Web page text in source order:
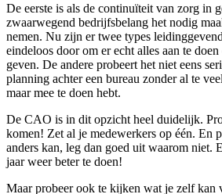
De eerste is als de continuïteit van zorg in
zwaarwegend bedrijfsbelang het nodig
nemen. Nu zijn er twee types
eindeloos door om er echt alles aan te
geven. De andere probeert het niet eens
planning achter een bureau zonder al te
maar mee te doen hebt.
De CAO is in dit opzicht heel duidelijk.
komen! Zet al je medewerkers op één. En
anders kan, leg dan goed uit waarom niet.
jaar weer beter te doen!
Maar probeer ook te kijken wat je zelf kan